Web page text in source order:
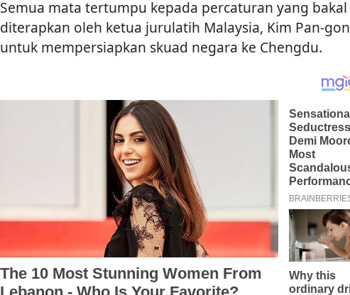
Semua mata tertumpu kepada percaturan yang bakal
diterapkan oleh ketua jurulatih Malaysia, Kim Pan-gon
untuk mempersiapkan skuad negara ke Chengdu.